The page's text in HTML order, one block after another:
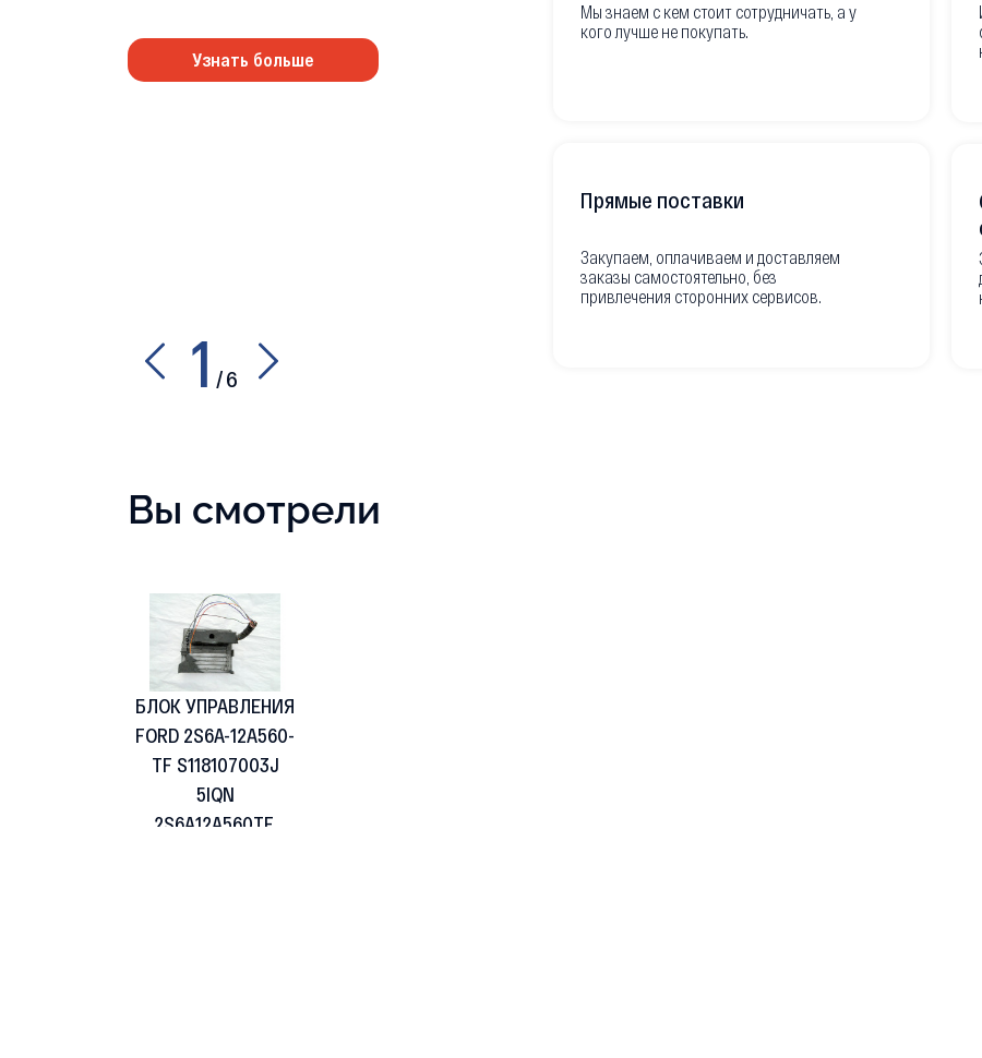
Узнать больше
1 /6
Мы знаем с кем стоит сотрудничать, а у
кого лучше не покупать.
Прямые поставки
Закупаем, оплачиваем и доставляем
заказы самостоятельно, без
привлечения сторонних сервисов.
Вы смотрели
БЛОК УПРАВЛЕНИЯ
FORD 2S6A-12A560-
TF S118107003J
5IQN
2S6A12A560TF,